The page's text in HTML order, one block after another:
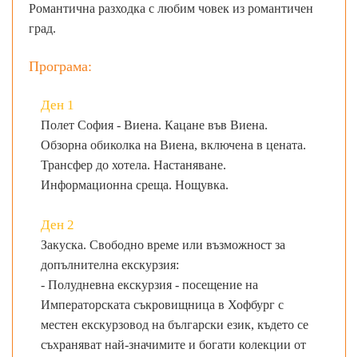
Романтична разходка с любим човек из романтичен
град.
Програма:
Ден 1
Полет София - Виена. Кацане във Виена.
Обзорна обиколка на Виена, включена в цената.
Трансфер до хотела. Настаняване.
Информационна среща. Нощувка.
Ден 2
Закуска. Свободно време или възможност за
допълнителна екскурзия:
- Полудневна екскурзия - посещение на
Императорската съкровищница в Хофбург с
местен екскурзовод на български език, където се
съхраняват най-значимите и богати колекции от